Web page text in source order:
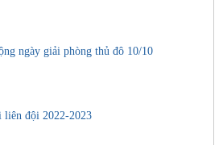
ngày giải phòng thủ đô 10/10
liên đội 2022-2023